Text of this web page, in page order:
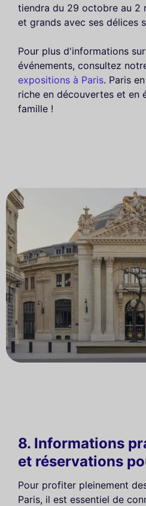
tiendra du 29 octobre au 2
et grands avec ses délices
Pour plus d'informations
événements, consultez
expositions à Paris. Paris
riche en découvertes et en
famille !
8. Informations
et réservations
Pour profiter pleinement
Paris, il est essentiel de